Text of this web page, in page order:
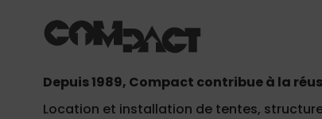
Depuis 1989, Compact contribue à la
Location et installation de tentes,